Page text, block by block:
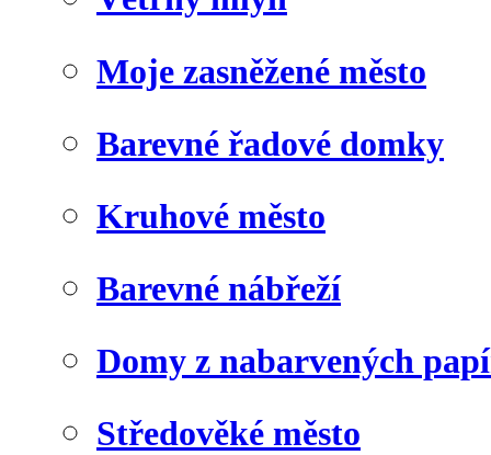
Moje zasněžené město
Barevné řadové domky
Kruhové město
Barevné nábřeží
Domy z nabarvených
Středověké město